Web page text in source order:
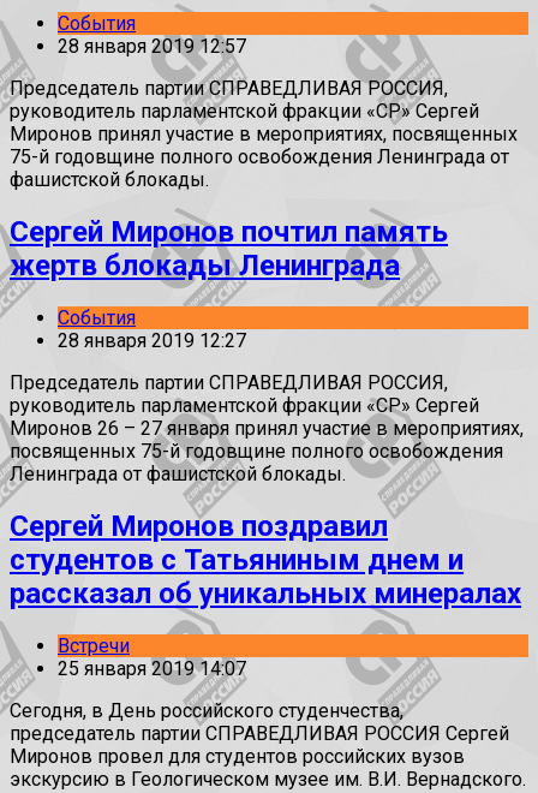
События
28 января 2019 12:57
Председатель партии СПРАВЕДЛИВАЯ РОССИЯ,
руководитель парламентской фракции «СР» Сергей
Миронов принял участие в мероприятиях, посвященных
75-й годовщине полного освобождения Ленинграда от
фашистской блокады.
Сергей Миронов почтил память
жертв блокады Ленинграда
События
28 января 2019 12:27
Председатель партии СПРАВЕДЛИВАЯ РОССИЯ,
руководитель парламентской фракции «СР» Сергей
Миронов 26 – 27 января принял участие в мероприятиях,
посвященных 75-й годовщине полного освобождения
Ленинграда от фашистской блокады.
Сергей Миронов поздравил
студентов с Татьяниным днем и
рассказал об уникальных минералах
Встречи
25 января 2019 14:07
Сегодня, в День российского студенчества,
председатель партии СПРАВЕДЛИВАЯ РОССИЯ Сергей
Миронов провел для студентов российских вузов
экскурсию в Геологическом музее им. В.И. Вернадского.